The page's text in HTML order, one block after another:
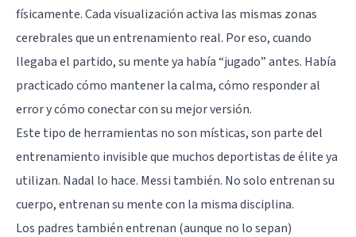
físicamente. Cada visualización activa las mismas zonas
cerebrales que un entrenamiento real. Por eso, cuando
llegaba el partido, su mente ya había “jugado” antes. Había
practicado cómo mantener la calma, cómo responder al
error y cómo conectar con su mejor versión.
Este tipo de herramientas no son místicas, son parte del
entrenamiento invisible que muchos deportistas de élite ya
utilizan. Nadal lo hace. Messi también. No solo entrenan su
cuerpo, entrenan su mente con la misma disciplina.
Los padres también entrenan (aunque no lo sepan)